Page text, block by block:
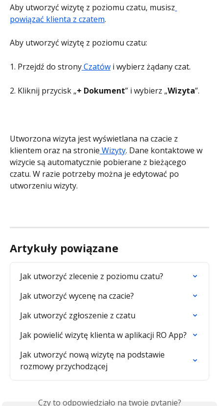
Aby utworzyć wizytę z poziomu czatu, musisz
powiązać klienta z czatem.
Aby utworzyć wizytę z poziomu czatu:
1. Przejdź do strony Czatów i wybierz żądany czat.
2. Kliknij przycisk „+ Dokument” i wybierz „Wizyta”.
Utworzona wizyta jest wyświetlana na czacie z
klientem oraz na stronie Wizyty. Dane kontaktowe w
wizycie są automatycznie pobierane z bieżącego
czatu. W razie potrzeby można je edytować po
utworzeniu wizyty.
Artykuły powiązane
Jak utworzyć zlecenie z poziomu czatu?
Jak utworzyć wycenę na czacie?
Jak utworzyć zgłoszenie z czatu
Jak powielić wizytę klienta w aplikacji RO App?
Jak utworzyć nową wizytę na podstawie
rozmowy przychodzącej
Czy to odpowiedziało na twoje pytanie?